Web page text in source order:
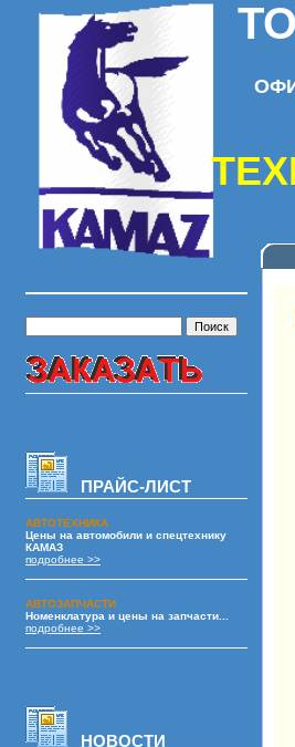
ПРАЙС-ЛИСТ
АВТОТЕХНИКА
Цены на автомобили и спецтехнику
КАМАЗ
подробнее >>
АВТОЗАПЧАСТИ
Номенклатура и цены на запчасти...
подробнее >>
НОВОСТИ